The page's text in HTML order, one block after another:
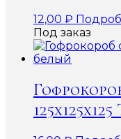
12,00 ₽
Под заказ